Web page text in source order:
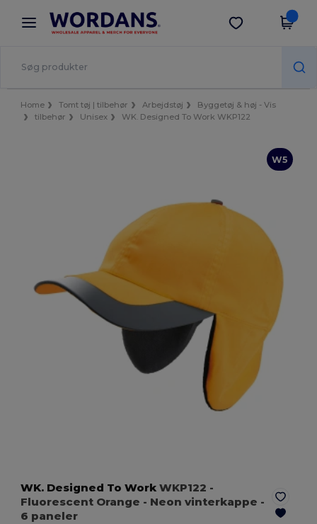
× Wordans-app
Bedre priser i appen!
Hent app
Home Tomt tøj | tilbehør Arbejdstøj
Byggetøj & høj - Vis
tilbehør
Unisex WK. Designed To Work WKP122
W5
WK. Designed To Work WKP122 -
Fluorescent Orange - Neon vinterkappe -
6 paneler